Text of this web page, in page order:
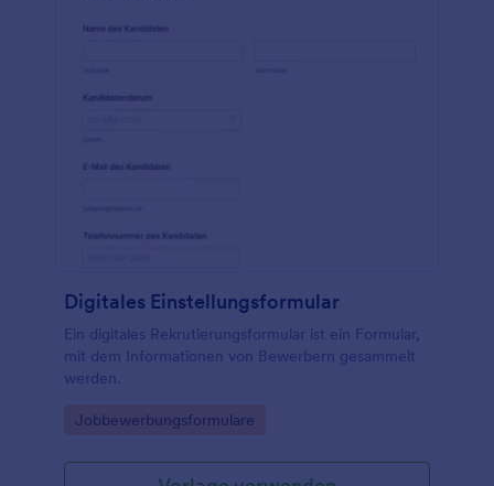
Digitales Einstellungsformular
Ein digitales Rekrutierungsformular ist ein Formular,
mit dem Informationen von Bewerbern gesammelt
werden.
Go to Category:
Jobbewerbungsformulare